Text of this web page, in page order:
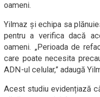
oameni.
Yilmaz și echipa sa
pentru a verifica dacă
oameni. „Perioada de
care poate necesita
ADN-ul celular,” adaugă
Acest studiu evidențiază